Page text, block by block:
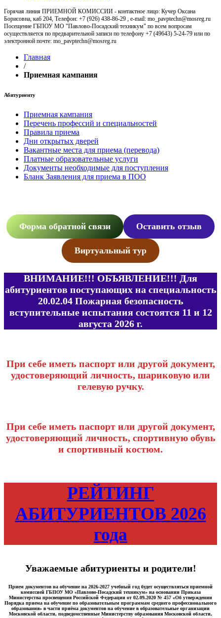
Горячая линия ПРИЕМНОЙ КОМИССИИ - контактное лицо: Кучер Оксана
Борисовна, каб 204, Телефон: +7 (926) 438-86-29 , e-mail: mo_pavptechn@mosreg.ru
Посещение ГБПОУ МО "Павлово-Посадский техникум" по всем вопросам
осуществляется по предварительной записи по телефону +7 (49643) 5-24-79 или по
электронной почте: mo_pavptechn@mosreg.ru
Главная
/
Приемная кампания
Абитуриенту
Приемная кампания
Перечень профессий и специальностей
Правила приема
Дни открытых дверей
Вакантные места для приема (перевода)
Платные образовательные услуги
Документы необходимые для поступления
Бланк Заявления для приема в ПОО
Форма обратной связи Оставить отзыв
Виртуальный тур
ВНИМАНИЕ!!! ОБЪЯВЛЕНИЕ!!! Для
абитуриентов поступающих на специальность
20.02.04 Пожарная безопасность
вступительные испытания состоятся 11 и 12
августа 2026 г.
При себе иметь паспорт или другой документ,
удостоверяющий личность, шариковую или
гелевую ручку.
При себе иметь паспорт или другой документ,
удостоверяющий личность, спортивную обувь
и спортивный костюм.
РЕЙТИНГ
АБИТУРИЕНТОВ 2026
года
Уважаемые абитуриенты и родители!
Прием документов на обучение на 2026-2027 учебный год будет осуществляться приемной
комиссией ГБПОУ МО «Павлово-Посадский техникум» на основании Приказа
Министерства просвещения Российской Федерации от 02.09.2020 № 457 «Об утверждении
Порядка приема на обучение по образовательным программам среднего профессионального
образования» в части приёма документов на обучение в образовательные организации
Московской области, подведомственные Министерству образования Московской области,